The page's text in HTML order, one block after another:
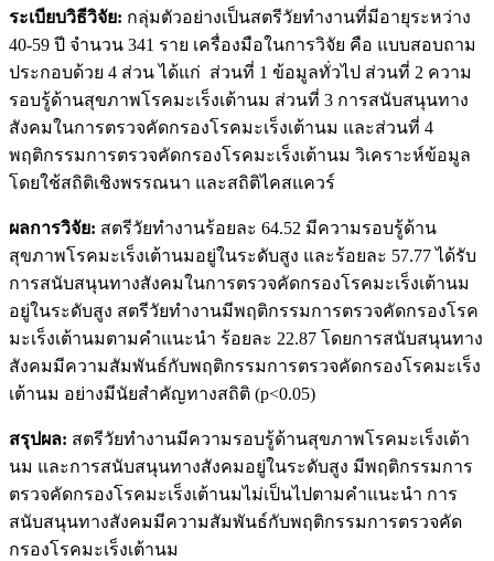
ระเบียบวิธีวิจัย: กลุ่มตัวอย่างเป็นสตรีวัยทำงานที่มีอายุระหว่าง
40-59 ปี จำนวน 341 ราย เครื่องมือในการวิจัย คือ แบบสอบถาม
ประกอบด้วย 4 ส่วน ได้แก่ ส่วนที่ 1 ข้อมูลทั่วไป ส่วนที่ 2 ความ
รอบรู้ด้านสุขภาพโรคมะเร็งเต้านม ส่วนที่ 3 การสนับสนุนทาง
สังคมในการตรวจคัดกรองโรคมะเร็งเต้านม และส่วนที่ 4
พฤติกรรมการตรวจคัดกรองโรคมะเร็งเต้านม วิเคราะห์ข้อมูล
โดยใช้สถิติเชิงพรรณนา และสถิติไคสแควร์
ผลการวิจัย: สตรีวัยทำงานร้อยละ 64.52 มีความรอบรู้ด้าน
สุขภาพโรคมะเร็งเต้านมอยู่ในระดับสูง และร้อยละ 57.77 ได้รับ
การสนับสนุนทางสังคมในการตรวจคัดกรองโรคมะเร็งเต้านม
อยู่ในระดับสูง สตรีวัยทำงานมีพฤติกรรมการตรวจคัดกรองโรค
มะเร็งเต้านมตามคำแนะนำ ร้อยละ 22.87 โดยการสนับสนุนทาง
สังคมมีความสัมพันธ์กับพฤติกรรมการตรวจคัดกรองโรคมะเร็ง
เต้านม อย่างมีนัยสำคัญทางสถิติ (p<0.05)
สรุปผล: สตรีวัยทำงานมีความรอบรู้ด้านสุขภาพโรคมะเร็งเต้า
นม และการสนับสนุนทางสังคมอยู่ในระดับสูง มีพฤติกรรมการ
ตรวจคัดกรองโรคมะเร็งเต้านมไม่เป็นไปตามคำแนะนำ การ
สนับสนุนทางสังคมมีความสัมพันธ์กับพฤติกรรมการตรวจคัด
กรองโรคมะเร็งเต้านม